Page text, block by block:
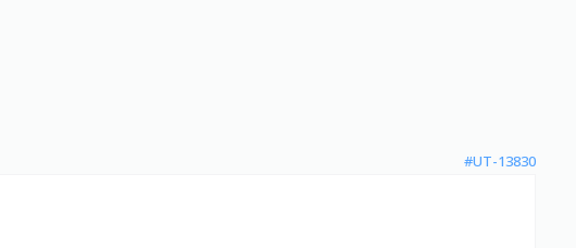
#UT-13830